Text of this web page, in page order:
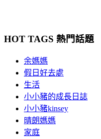
HOT TAGS 熱門話題
余媽媽
假日好去處
生活
小小豬的成長日誌
小小豬kinsey
晴朗媽媽
家庭